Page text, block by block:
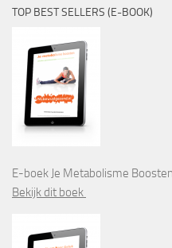
TOP BEST SELLERS (E-BOOK)
E-boek Je Metabolisme Boosten
Bekijk dit boek